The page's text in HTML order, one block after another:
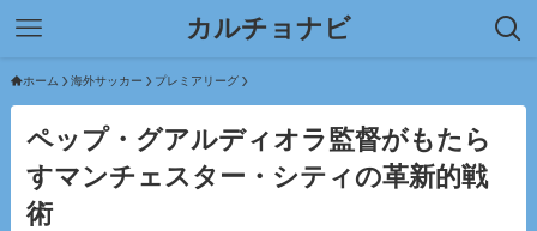
カルチョナビ
ホーム 海外サッカー プレミアリーグ
ペップ・グアルディオラ監督がもたら
すマンチェスター・シティの革新的戦
術